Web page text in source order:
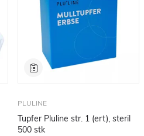
PLULINE
Tupfer Pluline str. 1 (ert), steril
500 stk